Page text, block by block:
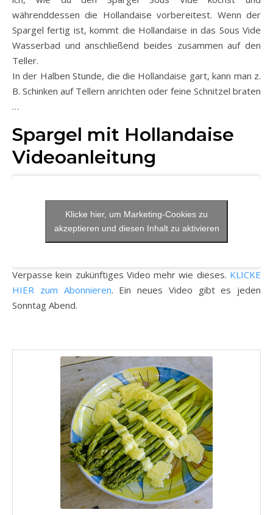
währenddessen die Hollandaise vorbereitest. Wenn der
Spargel fertig ist, kommt die Hollandaise in das Sous Vide
Wasserbad und anschließend beides zusammen auf den
Teller.
In der Halben Stunde, die die Hollandaise gart, kann man z.
B. Schinken auf Tellern anrichten oder feine Schnitzel braten
…
Spargel mit Hollandaise
Videoanleitung
Klicke hier, um Marketing-Cookies zu
akzeptieren und diesen Inhalt zu aktivieren
Verpasse kein zukünftiges Video mehr wie dieses. KLICKE
HIER zum Abonnieren. Ein neues Video gibt es jeden
Sonntag Abend.